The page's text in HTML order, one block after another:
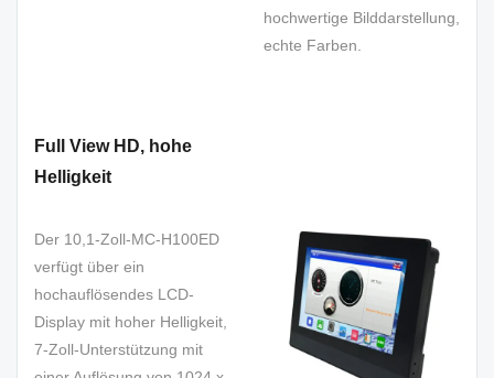
hochwertige Bilddarstellung,
echte Farben.
Full View HD, hohe
Helligkeit
Der 10,1-Zoll-MC-H100ED
verfügt über ein
hochauflösendes LCD-
Display mit hoher Helligkeit,
7-Zoll-Unterstützung mit